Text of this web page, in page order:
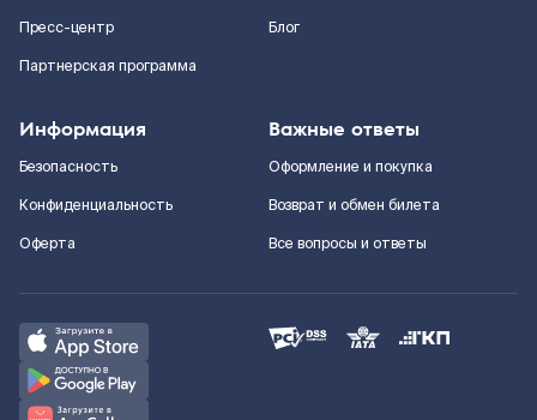
Пресс-центр
Партнерская программа
Блог
Информация
Безопасность
Конфиденциальность
Оферта
Важные ответы
Оформление и покупка
Возврат и обмен билета
Все вопросы и ответы